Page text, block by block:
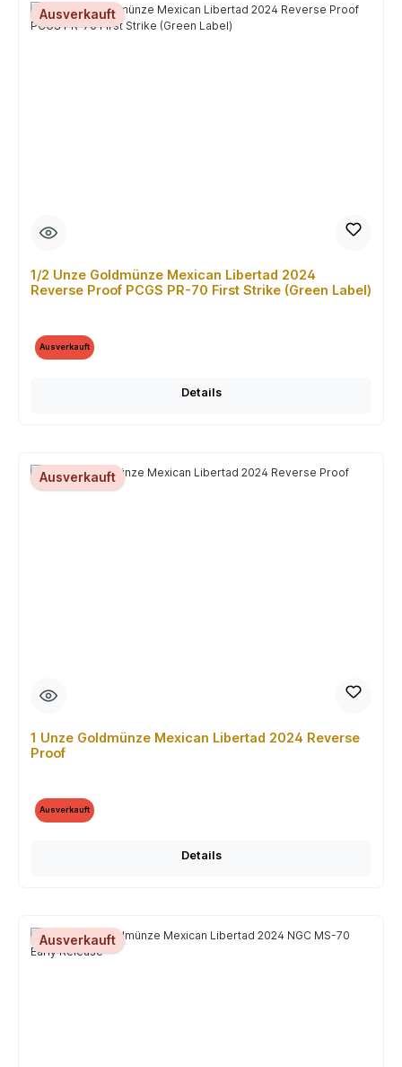
Ausverkauft
1/2 Unze Goldmünze Mexican Libertad 2024
Reverse Proof PCGS PR-70 First Strike (Green Label)
Ausverkauft
Details
Ausverkauft
1 Unze Goldmünze Mexican Libertad 2024 Reverse
Proof
Ausverkauft
Details
Ausverkauft